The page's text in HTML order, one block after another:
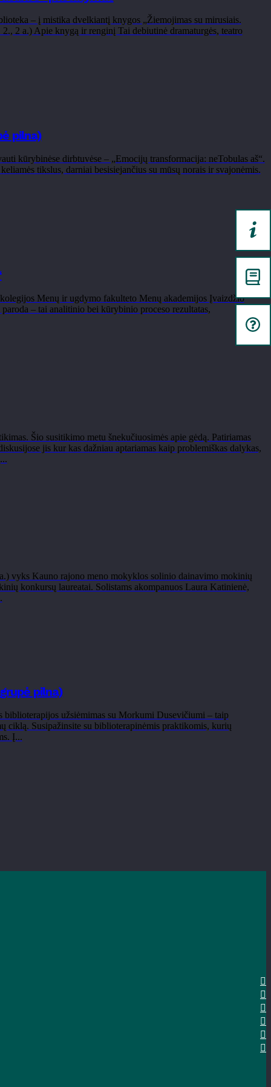
– į mistika dvelkiantį knygos „Žiemojimas su mirusiais.
2 a.) Apie knygą ir renginį Tai debiutinė dramaturgės, teatro
pilna)
kūrybinėse dirbtuvėse – „Emocijų transformacija: neTobulas aš“.
tikslus, darniai besisiejančius su mūsų norais ir svajonėmis.
Menų ir ugdymo fakulteto Menų akademijos Įvaizdžio
– tai analitinio bei kūrybinio proceso rezultatas,
Šio susitikimo metu šnekučiuosimės apie gėdą. Patiriamas
jis kur kas dažniau aptariamas kaip problemiškas dalykas,
vyks Kauno rajono meno mokyklos solinio dainavimo mokinių
konkursų laureatai. Solistams akompanuos Laura Katinienė,
pilna)
užsiėmimas su Morkumi Dusevičiumi – taip
ciklą. Susipažinsite su biblioterapinėmis praktikomis, kurių
Į...